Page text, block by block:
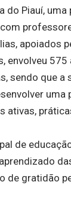
Piauí,
apoiados
envolveu
sendo que a
uma
ativas,
de
de gratidão